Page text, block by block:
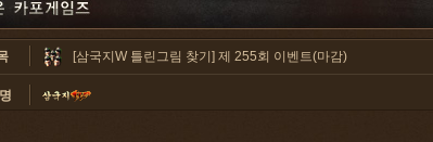
[삼국지W 틀린그림 찾기] 제 255회 이벤트(마감)